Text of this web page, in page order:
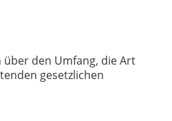
den Umfang, die Art
gesetzlichen